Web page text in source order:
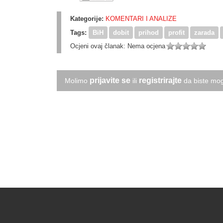
Kategorije: KOMENTARI I ANALIZE
Tags:
BiH dobit prihod profit zarada
Ocjeni ovaj članak: Nema ocjena
Molimo prijavite se ili registrirajte da biste